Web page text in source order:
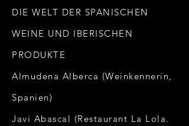
DIE WELT DER SPANISCHEN
WEINE UND IBERISCHEN
PRODUKTE
Almudena Alberca (Weinkennerin,
Spanien)
Javi Abascal (Restaurant La Lola.